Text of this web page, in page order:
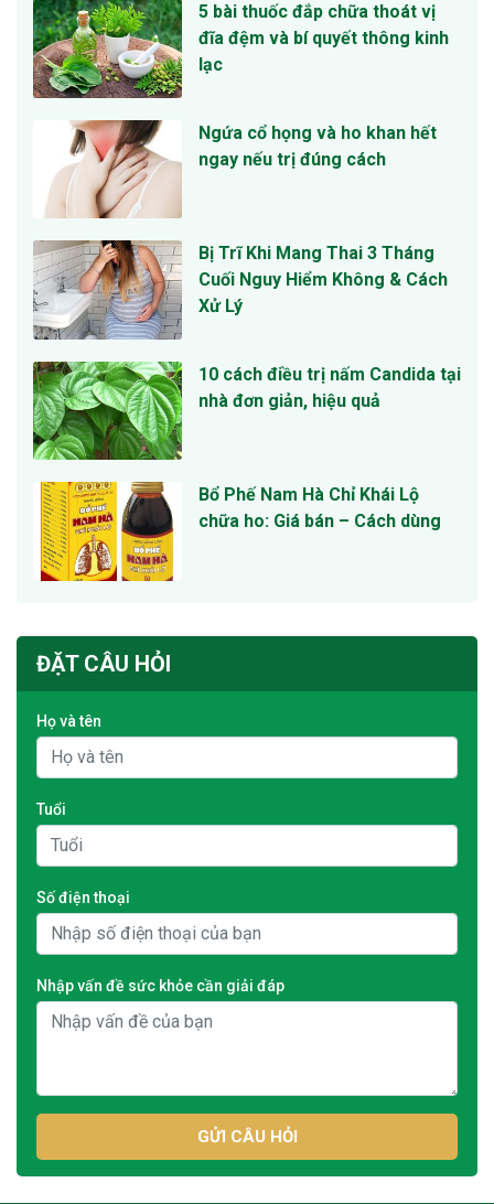
5 bài thuốc đắp chữa thoát vị
đĩa đệm và bí quyết thông kinh
lạc
Ngứa cổ họng và ho khan hết
ngay nếu trị đúng cách
Bị Trĩ Khi Mang Thai 3 Tháng
Cuối Nguy Hiểm Không & Cách
Xử Lý
10 cách điều trị nấm Candida tại
nhà đơn giản, hiệu quả
Bổ Phế Nam Hà Chỉ Khái Lộ
chữa ho: Giá bán – Cách dùng
ĐẶT CÂU HỎI
Họ và tên
Tuổi
Số điện thoại
Nhập vấn đề sức khỏe cần giải đáp
GỬI CÂU HỎI